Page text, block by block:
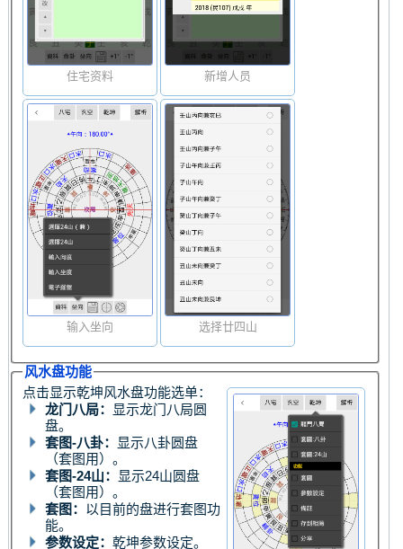
住宅资料 新增人员
输入坐向 选择廿四山
风水盘功能
点击显示乾坤风水盘功能选单：
龙门八局：
显示龙门八局圆
盘。
套图-八卦：
显示八卦圆盘
（套图用）。
套图-24山：
显示24山圆盘
（套图用）。
套图： 以目前的盘进行套图功
能。
参数设定：乾坤参数设定。